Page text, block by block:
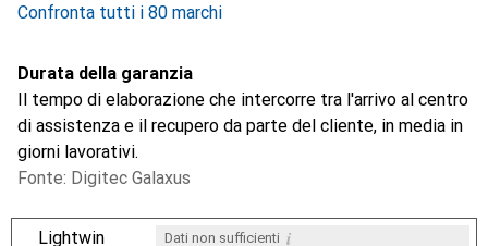
Confronta tutti i 80 marchi
Durata della garanzia
Il tempo di elaborazione che intercorre tra l'arrivo al centro
di assistenza e il recupero da parte del cliente, in media in
giorni lavorativi.
Fonte: Digitec Galaxus
Lightwin Dati non sufficienti i